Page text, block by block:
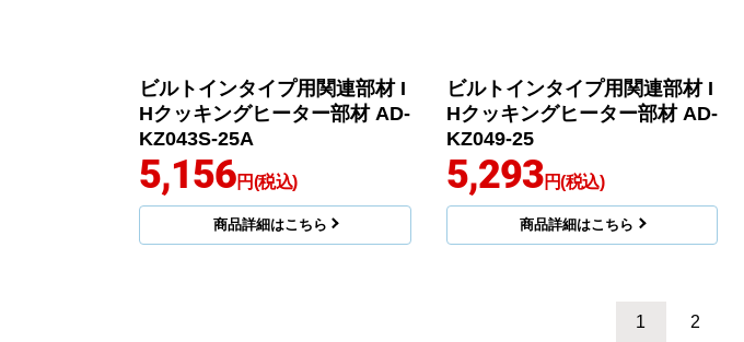
ビルトインタイプ用関連部材 I
Hクッキングヒーター部材 AD-
KZ043S-25A
5,156円(税込)
商品詳細はこちら
ビルトインタイプ用関連部材 I
Hクッキングヒーター部材 AD-
KZ049-25
5,293円(税込)
商品詳細はこちら
1 2